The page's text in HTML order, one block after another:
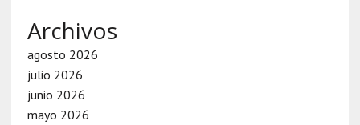
Archivos
agosto 2026
julio 2026
junio 2026
mayo 2026